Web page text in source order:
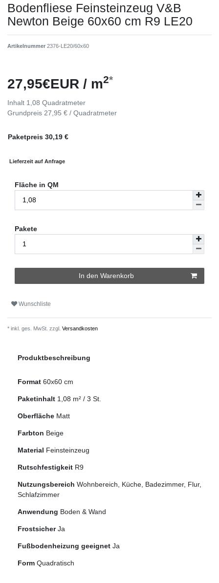
Bodenfliese Feinsteinzeug V&B
Newton Beige 60x60 cm R9 LE20
Artikelnummer 2376-LE20/60x60
27,95€EUR / m2*
Inhalt 1,08 Quadratmeter
Grundpreis 27,95 € / Quadratmeter
Paketpreis 30,19 €
Lieferzeit auf Anfrage
Fläche in QM
Pakete
In den Warenkorb
Wunschliste
* inkl. ges. MwSt. zzgl. Versandkosten
Produktbeschreibung
Format 60x60 cm
Paketinhalt 1,08 m² / 3 St.
Oberfläche Matt
Farbton Beige
Material Feinsteinzeug
Rutschfestigkeit R9
Nutzungsbereich Wohnbereich, Küche, Badezimmer, Flur,
Schlafzimmer
Anwendung Boden & Wand
Frostsicher Ja
Fußbodenheizung geeignet Ja
Form Quadratisch